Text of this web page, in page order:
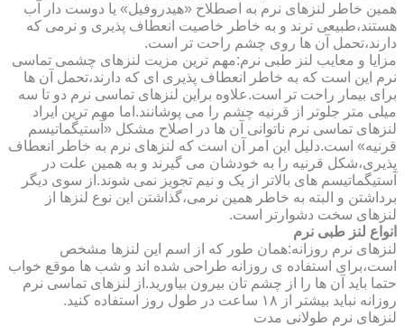
همین خاطر لنزهای نرم به اصطلاح «هیدروفیل» یا دوست دار آب
هستند،طبیعی ترند و به خاطر خاصیت انعطاف پذیری و نرمی که
دارند،تحمل آن ها روی چشم راحت تر است.
مزایا و معایب لنز طبی نرم:مهم ترین مزیت لنزهای چشمی تماسی
نرم این است که به خاطر انعطاف پذیری ای که دارند،تحمل آن ها
برای بیمار راحت تر است.علاوه براین لنزهای تماسی نرم دو تا سه
میلی متر جلوتر از قرنیه چشم را می پوشانند.اما مهم ترین ایراد
لنزهای تماسی نرم ناتوانی آن ها در اصلاح مشکل «آستیگماتیسم
قرنیه» است.دلیل این امر آن است که لنزهای نرم به خاطر انعطاف
پذیری،شکل قرنیه را به خودشان می گیرند و به همین علت در
آستیگماتیسم های بالاتر از یک و نیم تجویز نمی شوند.از سوی دیگر
برداشتن و البته به خاطر همین نرمی،گذاشتن این نوع لنزها از
لنزهای سخت دشوارتر است.
انواع لنز طبی نرم
لنزهای نرم روزانه:همان طور که از اسم این لنزها مشخص
است،برای استفاده ی روزانه طراحی شده اند و شب ها موقع خواب
حتما باید آن ها را از چشم تان بیرون بیاورید.از لنزهای تماسی نرم
روزانه نباید بیشتر از ۱۸ ساعت در طول روز استفاده کنید.
لنزهای نرم طولانی مدت